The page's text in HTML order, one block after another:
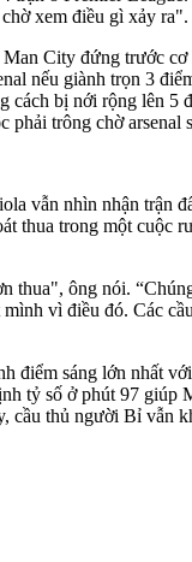
xem điều gì xảy ra".
City đứng trước cơ
nếu giành trọn 3
cách bị nới rộng lên 5
phải trông chờ ars‌enal
vẫn nhìn nhận trận
thua trong một cuộc
thua", ông nói.
vì điều đó. Các
điểm sáng lớn nhất
tỷ số ở phút 97 giúp
cầu thủ người Bỉ vẫn